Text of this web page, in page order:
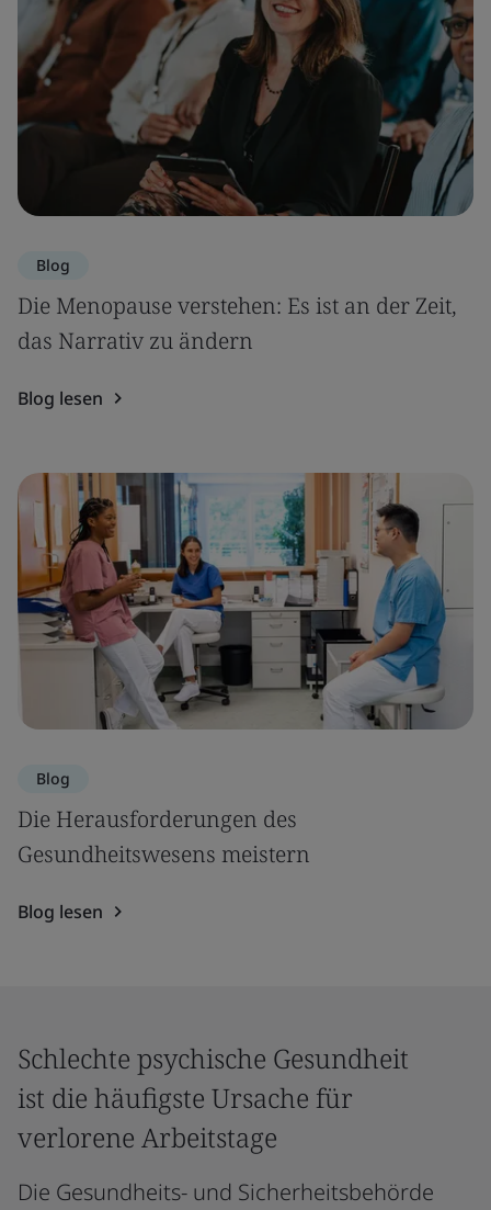
Blog
Die Menopause verstehen: Es ist an der Zeit,
das Narrativ zu ändern
Blog lesen
Blog
Die Herausforderungen des
Gesundheitswesens meistern
Blog lesen
Schlechte psychische Gesundheit
ist die häufigste Ursache für
verlorene Arbeitstage
Die Gesundheits- und Sicherheitsbehörde